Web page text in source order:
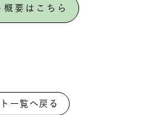
概要はこちら
一覧へ戻る